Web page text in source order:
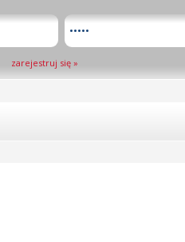
zarejestruj się »